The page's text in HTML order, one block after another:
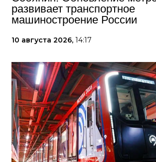
развивает транспортное
машиностроение России
10 августа 2026, 14:17